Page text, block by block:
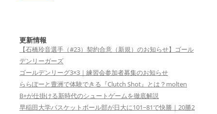
更新情報
【石橋玲音選手（#23）契約合意（新規）のお知らせ】ゴール
デンリーガーズ
ゴールデンリーグ3×3｜練習会参加者募集のお知らせ
ららぽーと豊洲で体験できる『Clutch Shot』とは？molten
B+が仕掛ける新時代のシュートゲームを徹底解説
早稲田大学バスケットボール部が日大に101−81で快勝｜20勝2